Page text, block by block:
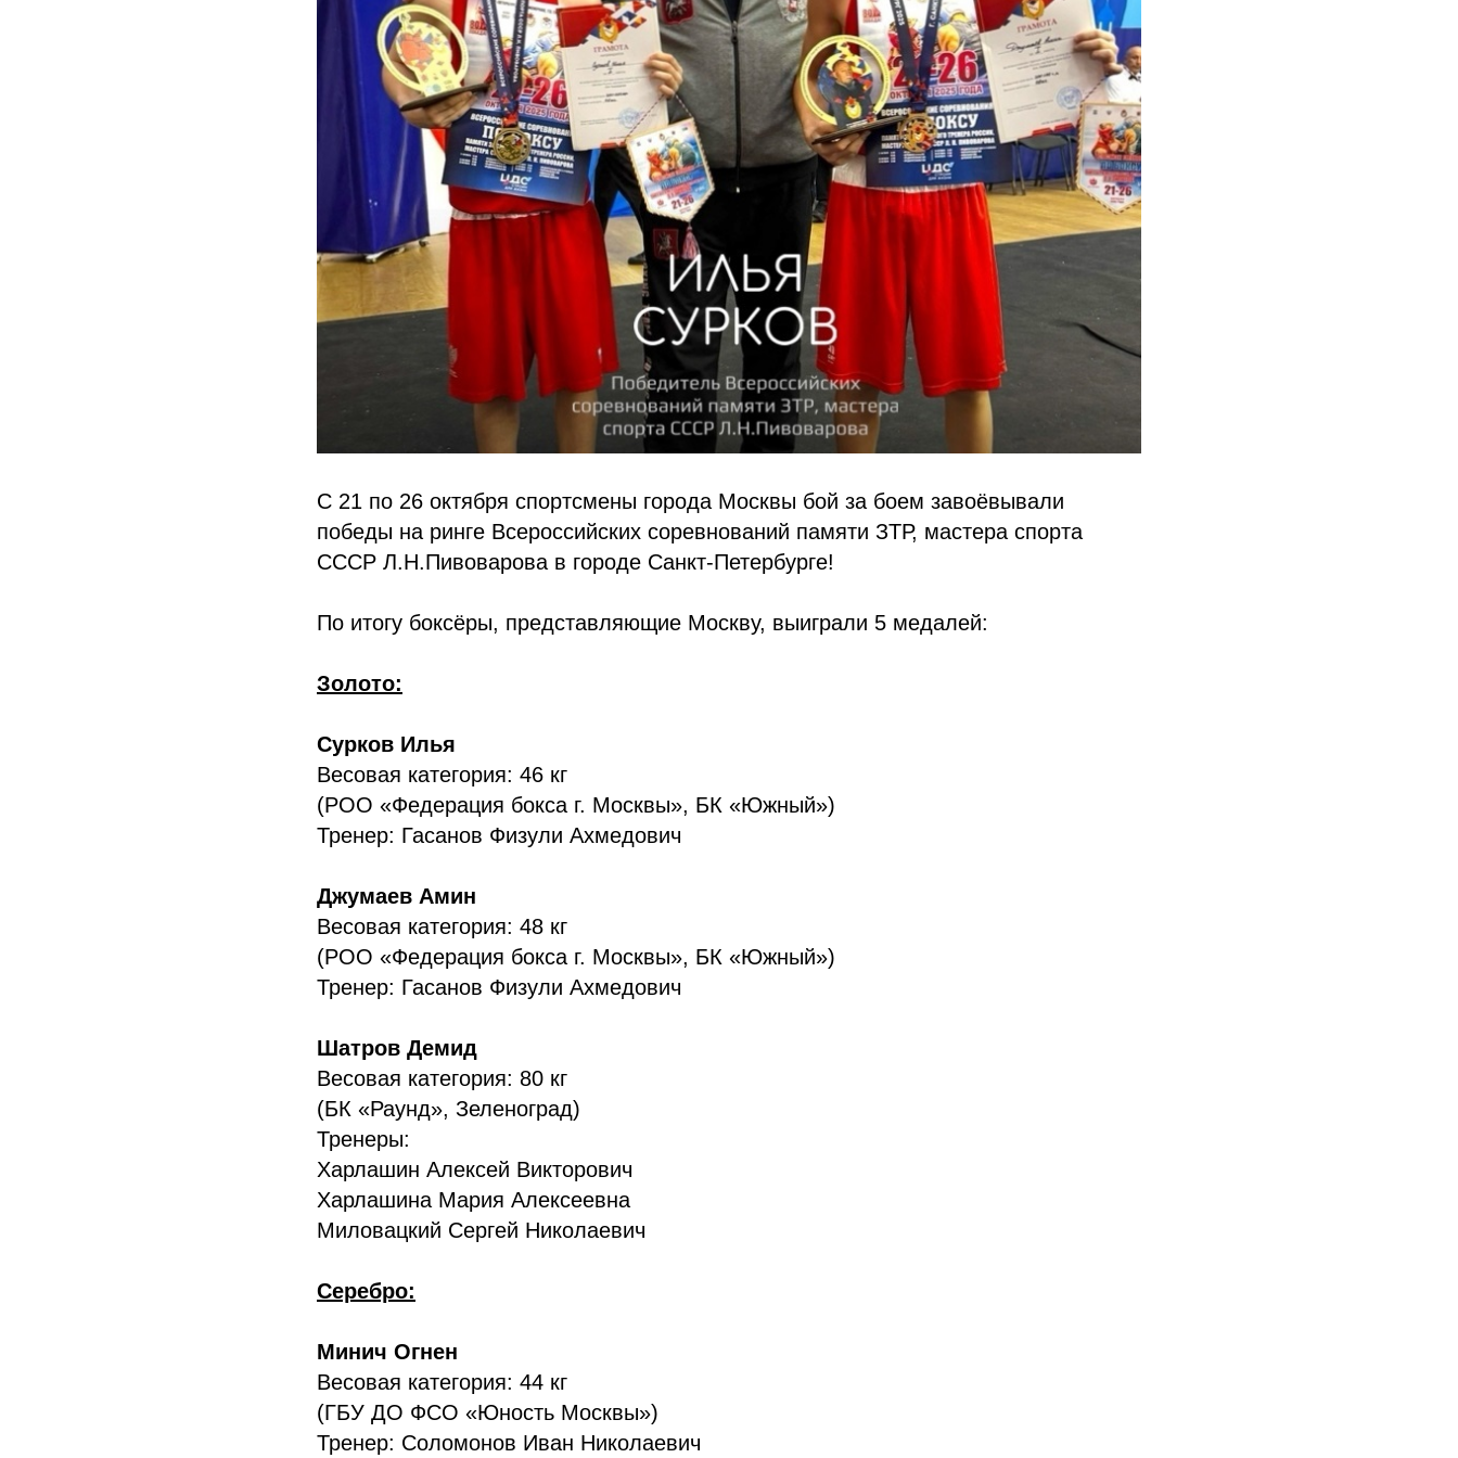
С 21 по 26 октября спортсмены города Москвы бой за боем завоёвывали
победы на ринге Всероссийских соревнований памяти ЗТР, мастера спорта
СССР Л.Н.Пивоварова в городе Санкт-Петербурге!
По итогу боксёры, представляющие Москву, выиграли 5 медалей:
Золото:
Сурков Илья
Весовая категория: 46 кг
(РОО «Федерация бокса г. Москвы», БК «Южный»)
Тренер: Гасанов Физули Ахмедович
Джумаев Амин
Весовая категория: 48 кг
(РОО «Федерация бокса г. Москвы», БК «Южный»)
Тренер: Гасанов Физули Ахмедович
Шатров Демид
Весовая категория: 80 кг
(БК «Раунд», Зеленоград)
Тренеры:
Харлашин Алексей Викторович
Харлашина Мария Алексеевна
Миловацкий Сергей Николаевич
Серебро:
Минич Огнен
Весовая категория: 44 кг
(ГБУ ДО ФСО «Юность Москвы»)
Тренер: Соломонов Иван Николаевич